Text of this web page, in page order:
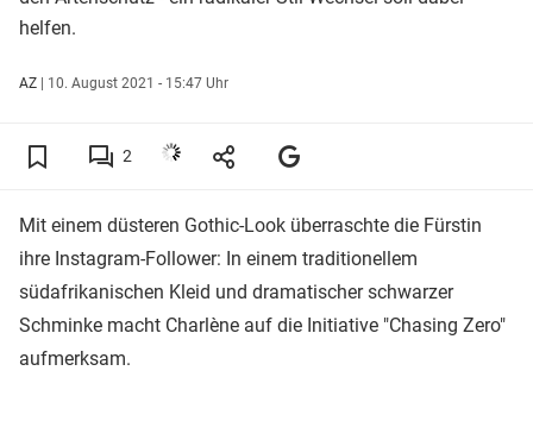
helfen.
AZ | 10. August 2021 - 15:47 Uhr
2
Mit einem düsteren Gothic-Look überraschte die Fürstin
ihre Instagram-Follower: In einem traditionellem
südafrikanischen Kleid und dramatischer schwarzer
Schminke macht Charlène auf die Initiative "Chasing Zero"
aufmerksam.